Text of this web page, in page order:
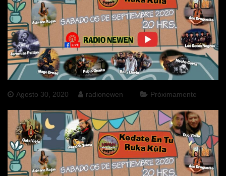
Agosto 30, 2020 radionewen Próximamente